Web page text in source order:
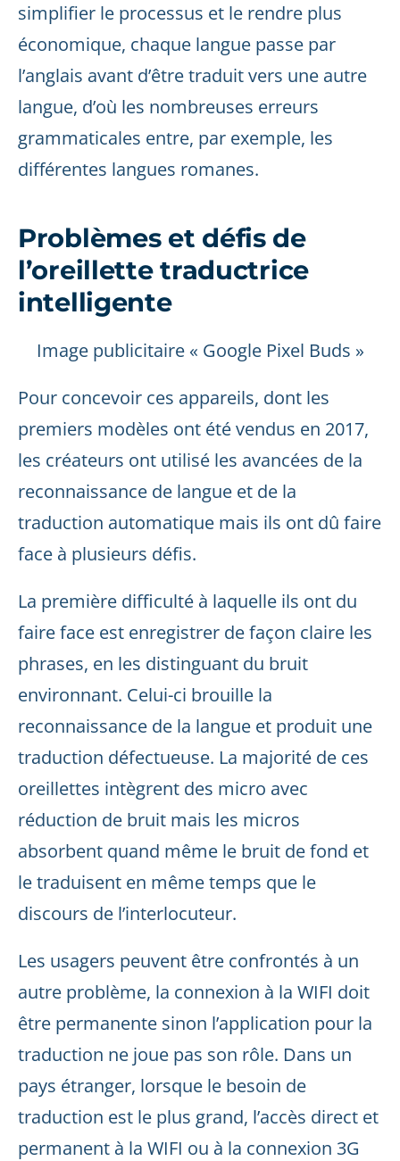
simplifier le processus et le rendre plus
économique, chaque langue passe par
l’anglais avant d’être traduit vers une autre
langue, d’où les nombreuses erreurs
grammaticales entre, par exemple, les
différentes langues romanes.
Problèmes et défis de
l’oreillette traductrice
intelligente
Image publicitaire « Google Pixel Buds »
Pour concevoir ces appareils, dont les
premiers modèles ont été vendus en 2017,
les créateurs ont utilisé les avancées de la
reconnaissance de langue et de la
traduction automatique mais ils ont dû faire
face à plusieurs défis.
La première difficulté à laquelle ils ont du
faire face est enregistrer de façon claire les
phrases, en les distinguant du bruit
environnant. Celui-ci brouille la
reconnaissance de la langue et produit une
traduction défectueuse. La majorité de ces
oreillettes intègrent des micro avec
réduction de bruit mais les micros
absorbent quand même le bruit de fond et
le traduisent en même temps que le
discours de l’interlocuteur.
Les usagers peuvent être confrontés à un
autre problème, la connexion à la WIFI doit
être permanente sinon l’application pour la
traduction ne joue pas son rôle. Dans un
pays étranger, lorsque le besoin de
traduction est le plus grand, l’accès direct et
permanent à la WIFI ou à la connexion 3G